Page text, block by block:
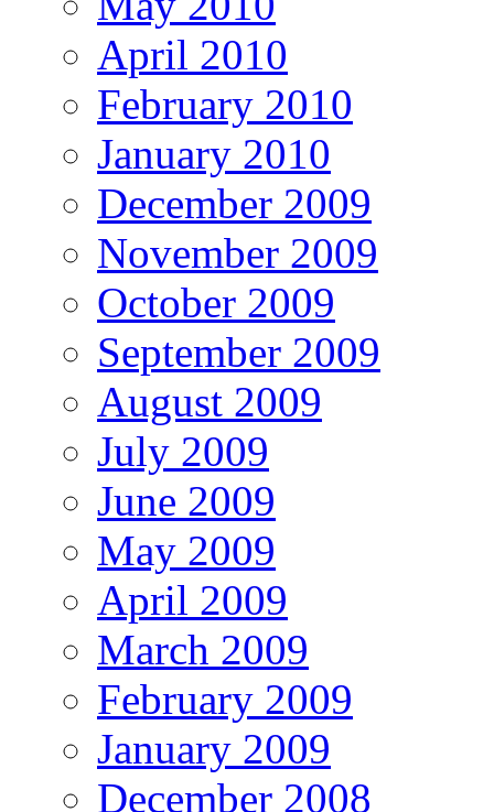
April 2010
February 2010
January 2010
December 2009
November 2009
October 2009
September 2009
August 2009
July 2009
June 2009
May 2009
April 2009
March 2009
February 2009
January 2009
December 2008